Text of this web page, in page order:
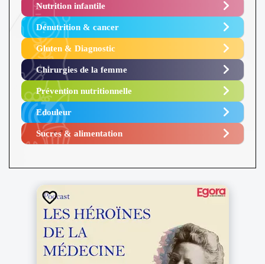
Nutrition infantile
Dénutrition & cancer
Gluten & Diagnostic
Chirurgies de la femme
Prévention nutritionnelle
Edouleur​
Sucres & alimentation​